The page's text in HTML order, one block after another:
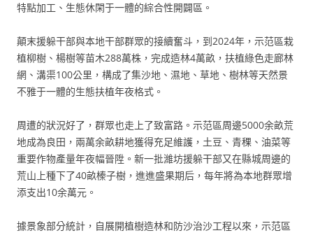
特點加工、生態休閑于一體的綜合性開闢區。
顛末援躲干部與本地干部群眾的接續奮斗，到2024年，示范區栽
植柳樹、楊樹等苗木288萬株，完成造林4萬畝，扶植綠色走廊林
網、溝渠100公里，構成了集沙地、濕地、草地、樹林等天然景
不雅于一體的生態扶植年夜格式。
周遭的狀況好了，群眾也走上了致富路。示范區周邊5000余畝荒
地成為良田，兩萬余畝耕地獲得充足維護，土豆、青稞、油菜等
重要作物產量年夜幅晉陞。新一批濰坊援躲干部又在縣城周邊的
荒山上種下了40畝榛子樹，進進盛果期后，每年將為本地群眾增
添支出10余萬元。
據景象部分統計，自展開植樹造林和防沙治沙工程以來，示范區